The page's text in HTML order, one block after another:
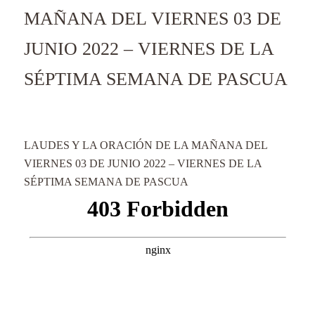
MAÑANA DEL VIERNES 03 DE
JUNIO 2022 – VIERNES DE LA
SÉPTIMA SEMANA DE PASCUA
LAUDES Y LA ORACIÓN DE LA MAÑANA DEL
VIERNES 03 DE JUNIO 2022 – VIERNES DE LA
SÉPTIMA SEMANA DE PASCUA